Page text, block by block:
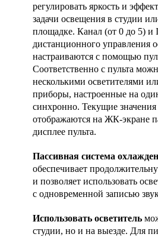
регулировать яркость и
задачи освещения в студии
площадке. Канал (от 0 до 5) и
дистанционного управления
настраиваются с помощью
Соответственно с пульта
несколькими осветителями
приборы, настроенные на
синхронно. Текущие значения
отображаются на ЖК-экране
дисплее пульта.
Пассивная система
обеспечивает
и позволяет использовать
с одновременной записью
Использовать осветитель
студии, но и на выезде. Для